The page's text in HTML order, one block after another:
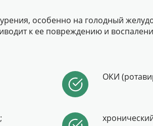
особенно на голодный
к ее повреждению и
ОКИ